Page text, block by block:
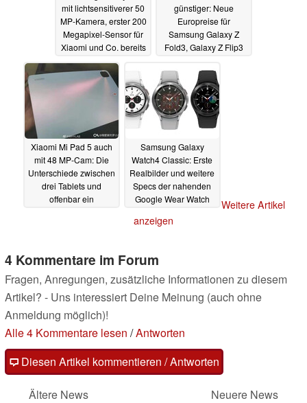
mit lichtsensitiverer 50
MP-Kamera, erster 200
Megapixel-Sensor für
Xiaomi und Co. bereits
02.08.2021
günstiger: Neue
Europreise für
Samsung Galaxy Z
Fold3, Galaxy Z Flip3
geleakt 01.08.2021
Xiaomi Mi Pad 5 auch
mit 48 MP-Cam: Die
Unterschiede zwischen
drei Tablets und
offenbar ein
Samsung Galaxy
Watch4 Classic: Erste
Realbilder und weitere
Specs der nahenden
Google Wear Watch
Weitere Artikel
anzeigen
4 Kommentare im Forum
Fragen, Anregungen, zusätzliche Informationen zu diesem
Artikel? - Uns interessiert Deine Meinung (auch ohne
Anmeldung möglich)!
Alle 4 Kommentare lesen /Antworten
Diesen Artikel kommentieren / Antworten
Ältere News
Neuere News